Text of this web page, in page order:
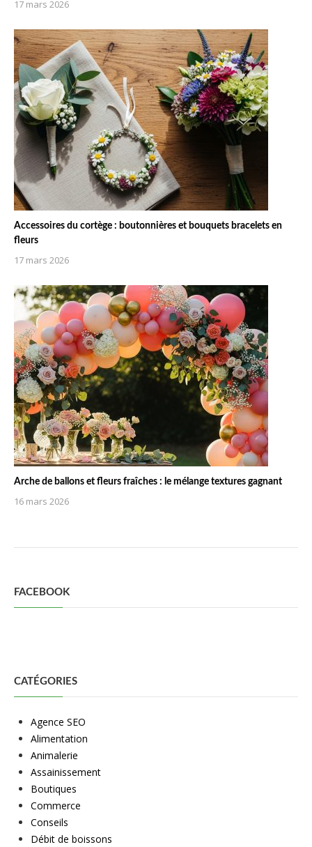
17 mars 2026
Accessoires du cortège : boutonnières et bouquets bracelets en
fleurs
17 mars 2026
Arche de ballons et fleurs fraîches : le mélange textures gagnant
16 mars 2026
FACEBOOK
CATÉGORIES
Agence SEO
Alimentation
Animalerie
Assainissement
Boutiques
Commerce
Conseils
Débit de boissons